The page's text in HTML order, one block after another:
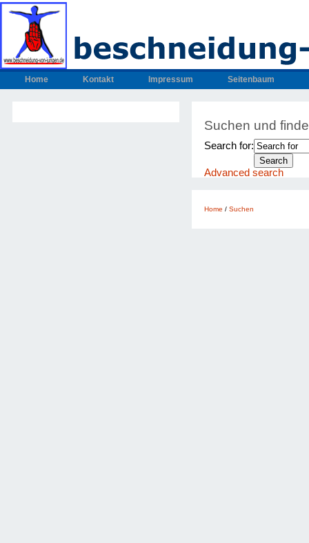
Home Kontakt Impressum Seitenbaum
Suchen und
Search for:
Advanced search
Home / Suchen